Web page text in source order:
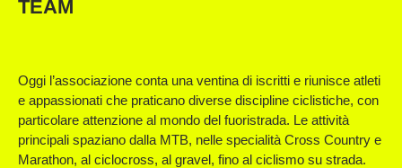
TEAM
Oggi l’associazione conta una ventina di iscritti e riunisce atleti
e appassionati che praticano diverse discipline ciclistiche, con
particolare attenzione al mondo del fuoristrada. Le attività
principali spaziano dalla MTB, nelle specialità Cross Country e
Marathon, al ciclocross, al gravel, fino al ciclismo su strada.